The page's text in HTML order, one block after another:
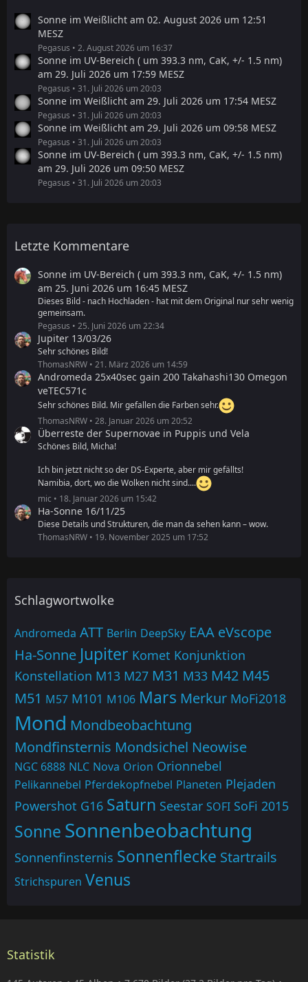
Sonne im Weißlicht am 02. August 2026 um 12:51
MESZ
Pegasus 2. August 2026 um 16:37
Sonne im UV-Bereich ( um 393.3 nm, CaK, +/- 1.5 nm)
am 29. Juli 2026 um 17:59 MESZ
Pegasus 31. Juli 2026 um 20:03
Sonne im Weißlicht am 29. Juli 2026 um 17:54 MESZ
Pegasus 31. Juli 2026 um 20:03
Sonne im Weißlicht am 29. Juli 2026 um 09:58 MESZ
Pegasus 31. Juli 2026 um 20:03
Sonne im UV-Bereich ( um 393.3 nm, CaK, +/- 1.5 nm)
am 29. Juli 2026 um 09:50 MESZ
Pegasus 31. Juli 2026 um 20:03
Letzte Kommentare
Sonne im UV-Bereich ( um 393.3 nm, CaK, +/- 1.5 nm)
am 25. Juni 2026 um 16:45 MESZ
Dieses Bild - nach Hochladen - hat mit dem Original nur sehr wenig
gemeinsam.
Pegasus
25. Juni 2026 um 22:34
Jupiter 13/03/26
Sehr schönes Bild!
ThomasNRW
21. März 2026 um 14:59
Andromeda 25x40sec gain 200 Takahashi130 Omegon
veTEC571c
Sehr schönes Bild. Mir gefallen die Farben sehr.
ThomasNRW
28. Januar 2026 um 20:52
Überreste der Supernovae in Puppis und Vela
Schönes Bild, Micha!
Ich bin jetzt nicht so der DS-Experte, aber mir gefällts!
Namibia, dort, wo die Wolken nicht sind....
mic
18. Januar 2026 um 15:42
Ha-Sonne 16/11/25
Diese Details und Strukturen, die man da sehen kann – wow.
ThomasNRW
19. November 2025 um 17:52
Schlagwortwolke
Andromeda ATT Berlin DeepSky EAA eVscope
Ha-Sonne Jupiter Komet Konjunktion
Konstellation M13 M27 M31 M33 M42 M45
M51 M57 M101 M106 Mars Merkur MoFi2018
Mond Mondbeobachtung
Mondfinsternis Mondsichel Neowise
NGC 6888 NLC Nova Orion Orionnebel
Pelikannebel Pferdekopfnebel Planeten Plejaden
Powershot G16 Saturn Seestar SOFI SoFi 2015
Sonne Sonnenbeobachtung
Sonnenfinsternis Sonnenflecke Startrails
Strichspuren Venus
Statistik